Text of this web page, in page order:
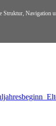
Navigation